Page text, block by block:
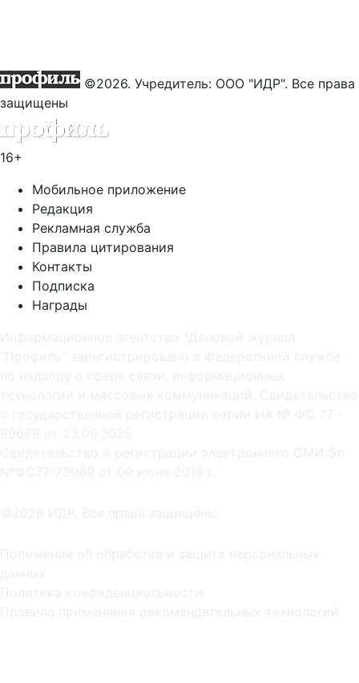
©2026. Учредитель: ООО "ИДР". Все права
защищены
16+
Мобильное приложение
Редакция
Рекламная служба
Правила цитирования
Контакты
Подписка
Награды